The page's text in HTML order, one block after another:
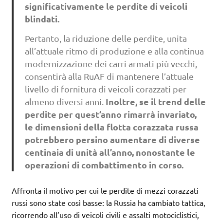
significativamente le perdite di veicoli
blindati.
Pertanto, la riduzione delle perdite, unita
all’attuale ritmo di produzione e alla continua
modernizzazione dei carri armati più vecchi,
consentirà alla RuAF di mantenere l’attuale
livello di fornitura di veicoli corazzati per
almeno diversi anni. Inoltre, se il trend delle
perdite per quest’anno rimarrà invariato,
le dimensioni della flotta corazzata russa
potrebbero persino aumentare di diverse
centinaia di unità all’anno, nonostante le
operazioni di combattimento in corso.
Affronta il motivo per cui le perdite di mezzi corazzati
russi sono state così basse: la Russia ha cambiato tattica,
ricorrendo all’uso di veicoli civili e assalti motociclistici,